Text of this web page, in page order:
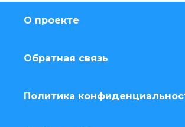
О проекте
Обратная связь
Политика